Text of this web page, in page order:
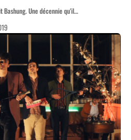
Bashung. Une décennie qu'il…